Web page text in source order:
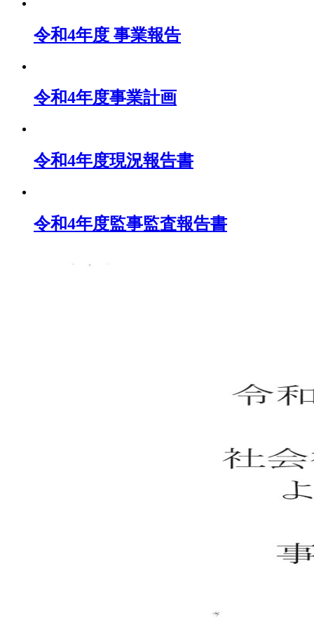
令和4年度 事業報告
令和4年度事業計画
令和4年度現況報告書
令和4年度監事監査報告書